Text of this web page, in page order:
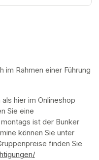
im Rahmen einer Führung
hier im Onlineshop
Sie eine
ist der Bunker
können Sie unter
finden Sie